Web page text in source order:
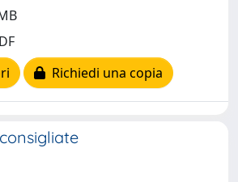
Richiedi una copia